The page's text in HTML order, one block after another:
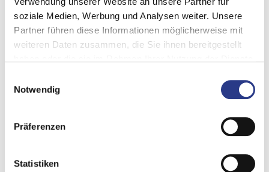
soziale Medien, Werbung und Analysen weiter. Unsere
Partner führen diese Informationen möglicherweise mit
weiteren Daten zusammen, die Sie ihnen bereitgestellt
Notwendig
Präferenzen
Statistiken
Daarbij hechten wij bijzonder belang aan het feit dat
maatregelen niet alleen volledig gedocumenteerd zijn, maar
nazorg en humanitaire hulp, wat de verantwoordelijkheid van
uw bedrijf is voor uw medewerkers (en eventueel ook klanten).
en de bijbehorende certificeringen.
INFRASTRUCTUUR VOOR CRISISBEHEERSING